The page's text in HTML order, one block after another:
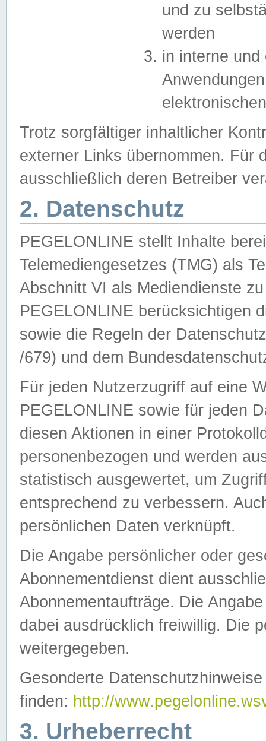
und zu
werden
in interne
Trotz sorgfältiger inhaltlicher
externer Links übernommen. Für
ausschließlich deren Betreiber
2. Datenschutz
PEGELONLINE stellt Inhalte
Telemediengesetzes (TMG) als
Abschnitt VI als Mediendienste
PEGELONLINE berücksichtigen
sowie die Regeln der
/679) und dem
Für jeden Nutzerzugriff auf eine
PEGELONLINE sowie für jeden
diesen Aktionen in einer
personenbezogen und werden
statistisch ausgewertet, um
entsprechend zu verbessern.
persönlichen Daten verknüpft.
Die Angabe persönlicher oder
Abonnementdienst dient
Abonnementaufträge. Die
dabei ausdrücklich freiwillig. Die
weitergegeben.
Gesonderte
finden: http://
3. Urheberrecht